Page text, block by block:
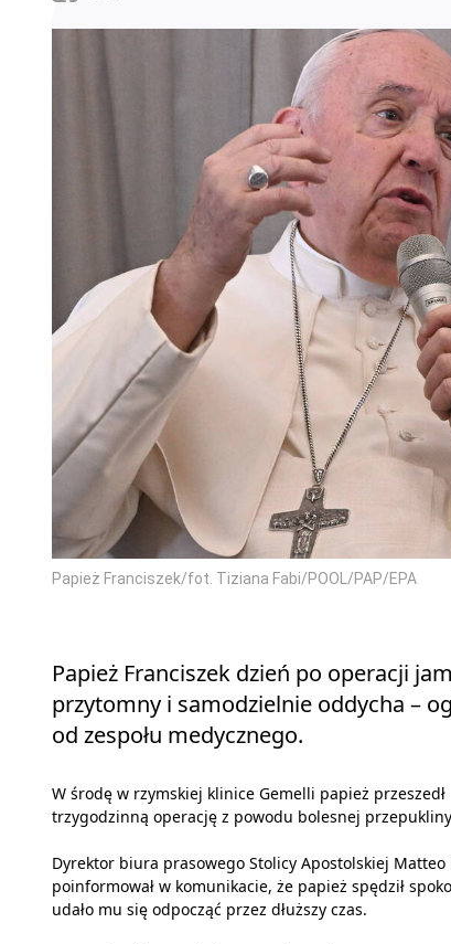
Papież Franciszek/fot. Tiziana Fabi/POOL/PAP/EPA
Papież Franciszek dzień po operacji
przytomny i samodzielnie oddycha –
od zespołu medycznego.
W środę w rzymskiej klinice Gemelli papież przeszedł
trzygodzinną operację z powodu bolesnej
Dyrektor biura prasowego Stolicy Apostolskiej Matteo
poinformował w komunikacie, że papież spędził
udało mu się odpocząć przez dłuższy czas.